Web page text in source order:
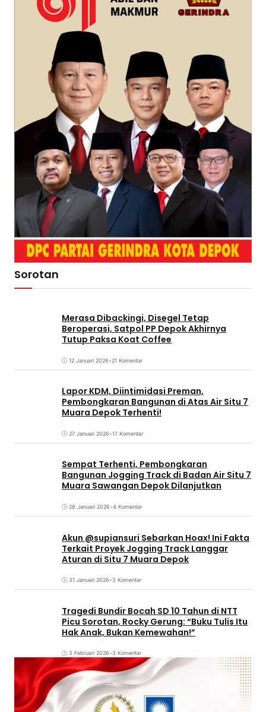
Sorotan
Merasa Dibackingi, Disegel Tetap
Beroperasi, Satpol PP Depok Akhirnya
Tutup Paksa Koat Coffee
12 Januari 2026•21 Komentar
Lapor KDM, Diintimidasi Preman,
Pembongkaran Bangunan di Atas Air Situ 7
Muara Depok Terhenti!
27 Januari 2026•17 Komentar
Sempat Terhenti, Pembongkaran
Bangunan Jogging Track di Badan Air Situ 7
Muara Sawangan Depok Dilanjutkan
28 Januari 2026•4 Komentar
Akun @supiansuri Sebarkan Hoax! Ini Fakta
Terkait Proyek Jogging Track Langgar
Aturan di Situ 7 Muara Depok
31 Januari 2026•3 Komentar
Tragedi Bundir Bocah SD 10 Tahun di NTT
Picu Sorotan, Rocky Gerung: “Buku Tulis Itu
Hak Anak, Bukan Kemewahan!”
3 Februari 2026•3 Komentar